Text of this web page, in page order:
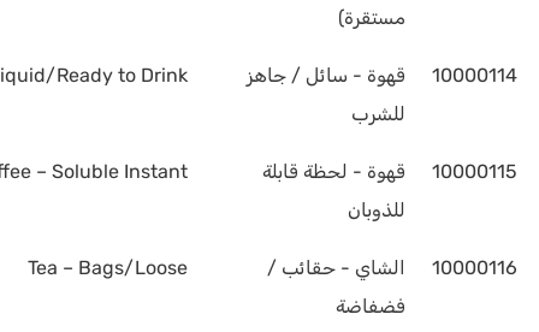
مستقرة)
10000114
قهوة - سائل / جاهز
للشرب
Ready to Drink
10000115
قهوة - لحظة قابلة
للذوبان
– Soluble Instant
10000116
الشاي - حقائب /
فضفاضة
Tea – Bags/Loose